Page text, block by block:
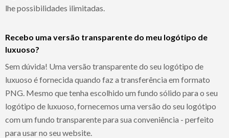
lhe possibilidades ilimitadas.
Recebo uma versão transparente do meu logótipo de
luxuoso?
Sem dúvida! Uma versão transparente do seu logótipo de
luxuoso é fornecida quando faz a transferência em formato
PNG. Mesmo que tenha escolhido um fundo sólido para o seu
logótipo de luxuoso, fornecemos uma versão do seu logótipo
com um fundo transparente para sua conveniência - perfeito
para usar no seu website.